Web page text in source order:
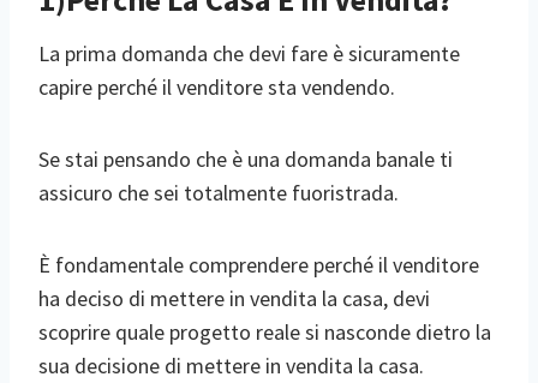
La prima domanda che devi fare è sicuramente
capire perché il venditore sta vendendo.
Se stai pensando che è una domanda banale ti
assicuro che sei totalmente fuoristrada.
È fondamentale comprendere perché il venditore
ha deciso di mettere in vendita la casa, devi
scoprire quale progetto reale si nasconde dietro la
sua decisione di mettere in vendita la casa.